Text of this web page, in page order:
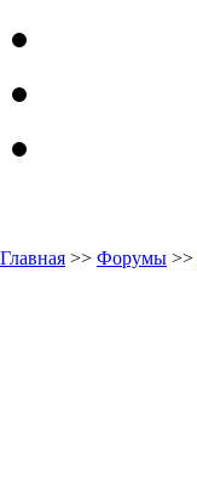
Главная >> Форумы >>